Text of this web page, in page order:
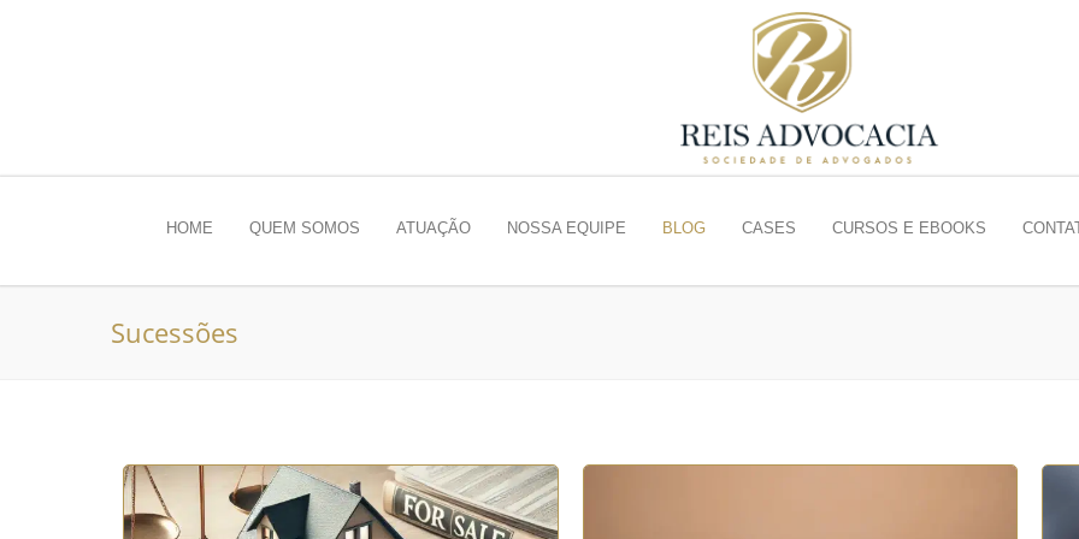
HOME QUEM SOMOS ATUAÇÃO NOSSA EQUIPE BLOG CASES CURSOS E EBOOKS
Sucessões